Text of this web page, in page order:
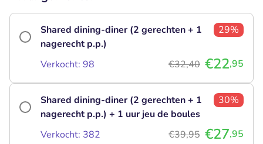
Shared dining-diner (2 gerechten + 1
nagerecht p.p.)
29%
Verkocht: 98 €32,40 €22,95
Shared dining-diner (2 gerechten + 1
nagerecht p.p.) + 1 uur jeu de boules
30%
Verkocht: 382 €39,95 €27,95